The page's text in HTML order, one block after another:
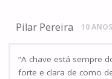
Pilar Pereira 10
“A chave está sempre
forte e clara de como